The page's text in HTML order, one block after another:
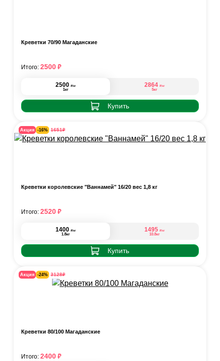
Креветки 70/90 Магаданские
2500 ₽/кг
1кг
2864 ₽/кг
5кг
Купить
Итого: 2500₽
Акция -16% 1651₽
Креветки королевские "Ваннамей" 16/20 вес 1,8 кг
1400 ₽/кг
1.8кг
1495 ₽/кг
10.8кг
Купить
Итого: 2520₽
Акция -24% 3128₽
Креветки 80/100 Магаданские
Итого: 2400₽